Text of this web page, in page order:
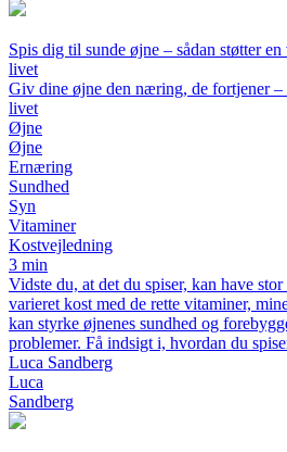
Spis dig til sunde øjne – sådan støtter
livet
Giv dine øjne den næring, de fortjener –
livet
Øjne
Øjne
Ernæring
Sundhed
Syn
Vitaminer
Kostvejledning
3 min
Vidste du, at det du spiser, kan have
varieret kost med de rette vitaminer,
kan styrke øjnenes sundhed og
problemer. Få indsigt i, hvordan du
Luca Sandberg
Luca
Sandberg